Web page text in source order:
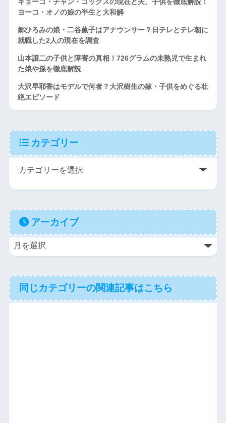
ヨーコ・オノの娘の半生と大和解
郷ひろみの娘・二谷薫子はアナウンサー？日テレとテレ朝に
就職した2人の現在を調査
山本譲二の子供と障害の真相！726グラムの未熟児で生まれ
た娘や孫を徹底解説
大沢早耶香はモデルで何者？大沢樹生の嫁・子供をめぐる壮
絶エピソード
カテゴリー
アーカイブ
同じカテゴリーの関連記事はこちら